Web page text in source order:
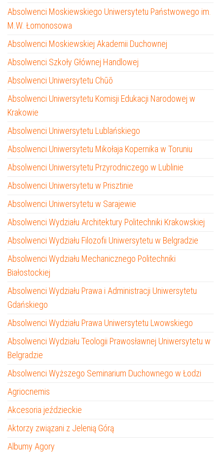
Absolwenci Moskiewskiego Uniwersytetu Państwowego im.
M.W. Łomonosowa
Absolwenci Moskiewskiej Akademii Duchownej
Absolwenci Szkoły Głównej Handlowej
Absolwenci Uniwersytetu Chūō
Absolwenci Uniwersytetu Komisji Edukacji Narodowej w
Krakowie
Absolwenci Uniwersytetu Lublańskiego
Absolwenci Uniwersytetu Mikołaja Kopernika w Toruniu
Absolwenci Uniwersytetu Przyrodniczego w Lublinie
Absolwenci Uniwersytetu w Prisztinie
Absolwenci Uniwersytetu w Sarajewie
Absolwenci Wydziału Architektury Politechniki Krakowskiej
Absolwenci Wydziału Filozofii Uniwersytetu w Belgradzie
Absolwenci Wydziału Mechanicznego Politechniki
Białostockiej
Absolwenci Wydziału Prawa i Administracji Uniwersytetu
Gdańskiego
Absolwenci Wydziału Prawa Uniwersytetu Lwowskiego
Absolwenci Wydziału Teologii Prawosławnej Uniwersytetu w
Belgradzie
Absolwenci Wyższego Seminarium Duchownego w Łodzi
Agriocnemis
Akcesoria jeździeckie
Aktorzy związani z Jelenią Górą
Albumy Agory